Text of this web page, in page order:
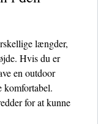
længder,
Hvis du er
en outdoor
komfortabel.
for at kunne